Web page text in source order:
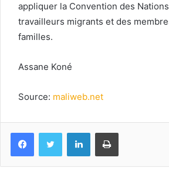
appliquer la Convention des
travailleurs migrants et des
familles.
Assane Koné
Source: maliweb.net
FacebookTwitter LinkedinImprimer